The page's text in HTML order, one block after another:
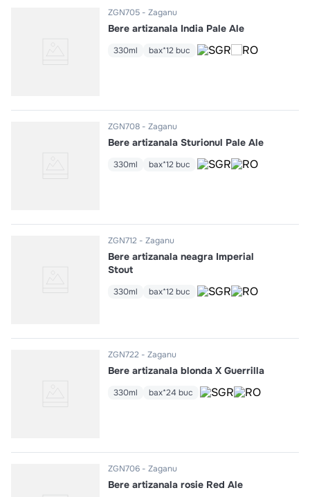
ZGN705 Zaganu
Bere artizanala India Pale Ale
330ml bax*12 buc
ZGN708 Zaganu
Bere artizanala Sturionul Pale Ale
330ml bax*12 buc
ZGN712 Zaganu
Bere artizanala neagra Imperial
Stout
330ml bax*12 buc
ZGN722 Zaganu
Bere artizanala blonda X Guerrilla
330ml bax*24 buc
ZGN706 Zaganu
Bere artizanala rosie Red Ale